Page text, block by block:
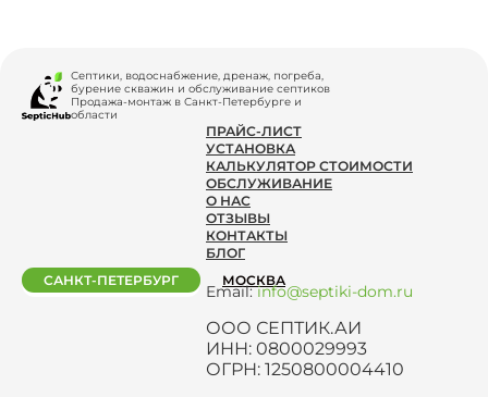
Септики, водоснабжение, дренаж, погреба,
бурение скважин и обслуживание септиков
Продажа-монтаж в Санкт-Петербурге и
области
ПРАЙС-ЛИСТ
УСТАНОВКА
КАЛЬКУЛЯТОР СТОИМОСТИ
ОБСЛУЖИВАНИЕ
О НАС
ОТЗЫВЫ
КОНТАКТЫ
БЛОГ
Email:info@septiki-dom.ru
ООО СЕПТИК.АИ
ИНН: 0800029993
ОГРН: 1250800004410
САНКТ-ПЕТЕРБУРГ МОСКВА